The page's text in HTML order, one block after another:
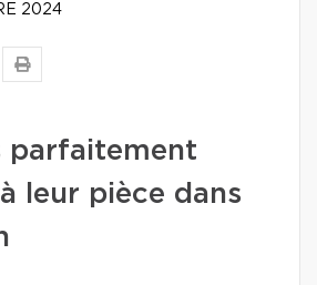
2024
parfaitement
leur pièce dans